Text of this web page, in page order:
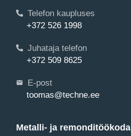
Telefon kaupluses
+372 526 1998
Juhataja telefon
+372 509 8625
E-post
toomas@techne.ee
Metalli- ja remonditöökoda